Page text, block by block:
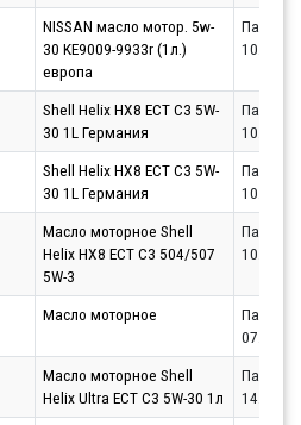
NISSAN масло мотор. 5w-
30 KE9009-9933r (1л.)
европа
Партнёр
Shell Helix HX8 ECT C3 5W-
30 1L Германия
Партнёр
Shell Helix HX8 ECT C3 5W-
30 1L Германия
Партнёр
Масло моторное Shell
Helix HX8 ECT C3 504/507
5W-3
Партнёр
Масло моторное
Партнёр
Масло моторное Shell
Helix Ultra ECT C3 5W-30 1л
Партнёр